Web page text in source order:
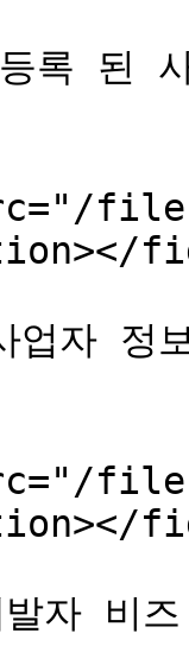
록 된
files/
자 정
files/
자 비즈